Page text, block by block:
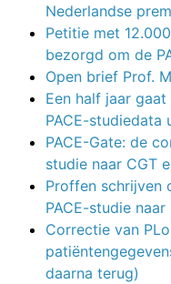
Nederlandse
Petitie met
bezorgd om de
Open brief Prof.
Een half jaar
PACE-studiedata
PACE-Gate: de
studie naar CGT
Proffen schrijven
PACE-studie naar
Correctie van
daarna terug)